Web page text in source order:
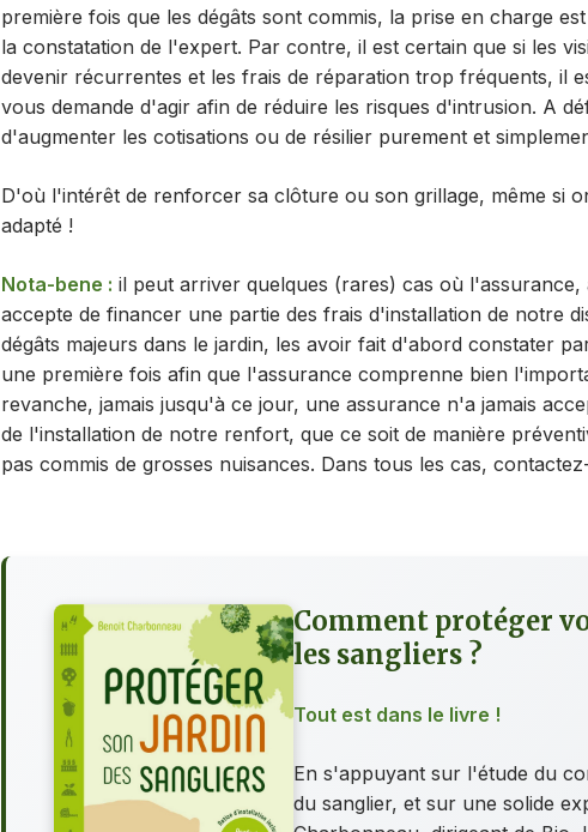
première fois que les dégâts sont commis, la prise en charge
la constatation de l'expert. Par contre, il est certain que si les
devenir récurrentes et les frais de réparation trop fréquents, il
vous demande d'agir afin de réduire les risques d'intrusion. A
d'augmenter les cotisations ou de résilier purement et
D'où l'intérêt de renforcer sa clôture ou son grillage, même si
adapté !
Nota-bene : il peut arriver quelques (rares) cas où
accepte de financer une partie des frais d'installation de notre
dégâts majeurs dans le jardin, les avoir fait d'abord constater
une première fois afin que l'assurance comprenne bien
revanche, jamais jusqu'à ce jour, une assurance n'a jamais
de l'installation de notre renfort, que ce soit de manière
pas commis de grosses nuisances. Dans tous les cas,
Comment protéger
les sangliers ?
Tout est dans le livre !
En s'appuyant sur l'étude du
du sanglier, et sur une solide